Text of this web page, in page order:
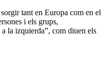
tant en Europa com en el
i els grups,
la izquierda”, com diuen els